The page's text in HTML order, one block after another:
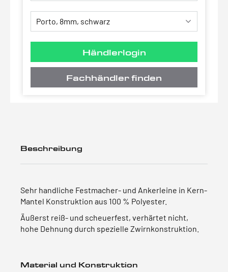
Händlerlogin
Fachhändler finden
Beschreibung
Sehr handliche Festmacher- und Ankerleine in Kern-
Mantel Konstruktion aus 100 % Polyester.
Äußerst reiß- und scheuerfest, verhärtet nicht,
hohe Dehnung durch spezielle Zwirnkonstruktion.
Material und Konstruktion